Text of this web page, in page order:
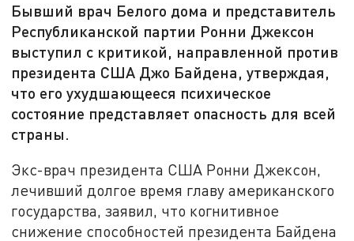
Бывший врач Белого дома и представитель
Республиканской партии Ронни Джексон
выступил с критикой, направленной против
президента США Джо Байдена, утверждая,
что его ухудшающееся психическое
состояние представляет опасность для всей
страны.
Экс-врач президента США Ронни Джексон,
лечивший долгое время главу американского
государства, заявил, что когнитивное
снижение способностей президента Байдена